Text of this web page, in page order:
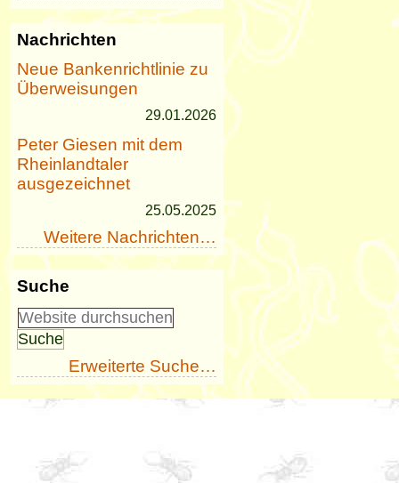
Nachrichten
Neue Bankenrichtlinie zu
Überweisungen
29.01.2026
Peter Giesen mit dem
Rheinlandtaler
ausgezeichnet
25.05.2025
Weitere Nachrichten…
Suche
Erweiterte Suche…